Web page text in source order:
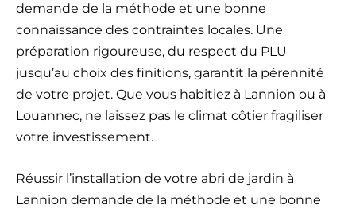
demande de la méthode et une bonne
connaissance des contraintes locales. Une
préparation rigoureuse, du respect du PLU
jusqu’au choix des finitions, garantit la pérennité
de votre projet. Que vous habitiez à Lannion ou à
Louannec, ne laissez pas le climat côtier fragiliser
votre investissement.
Réussir l’installation de votre abri de jardin à
Lannion demande de la méthode et une bonne